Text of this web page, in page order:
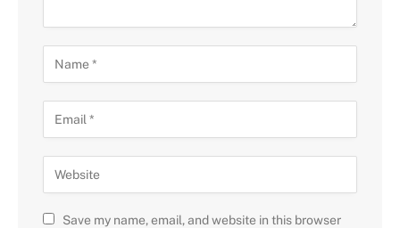
Save my name, email, and website in this browser